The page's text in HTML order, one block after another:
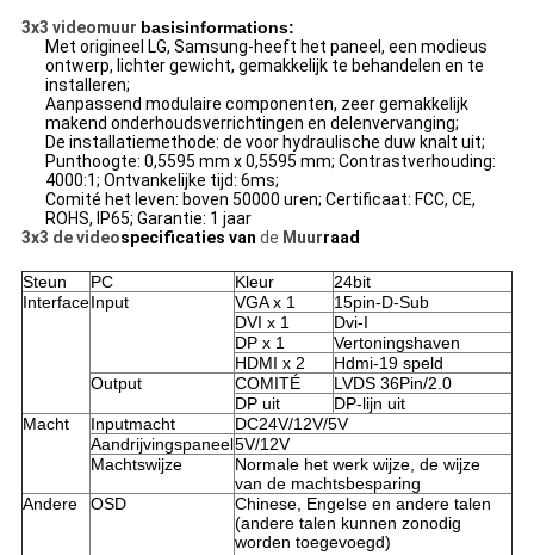
3x3 videomuur basisinformations:
Met origineel LG, Samsung-heeft het paneel, een modieus
ontwerp, lichter gewicht, gemakkelijk te behandelen en te
installeren;
Aanpassend modulaire componenten, zeer gemakkelijk
makend onderhoudsverrichtingen en delenvervanging;
De installatiemethode: de voor hydraulische duw knalt uit;
Punthoogte: 0,5595 mm x 0,5595 mm; Contrastverhouding:
4000:1; Ontvankelijke tijd: 6ms;
Comité het leven: boven 50000 uren; Certificaat: FCC, CE,
ROHS, IP65; Garantie: 1 jaar
3x3 de videospecificaties van de Muurraad
Steun PC Kleur
24bit
InterfaceInput VGA x 1
15pin-D-Sub
DVI x 1
Dvi-I
DP x 1
Vertoningshaven
HDMI x 2
Hdmi-19 speld
Output
COMITÉ
LVDS 36Pin/2.0
DP uit
DP-lijn uit
Macht
Inputmacht
DC24V/12V/5V
Aandrijvingspaneel5V/12V
Machtswijze
Normale het werk wijze, de wijze
van de machtsbesparing
Andere
OSD
Chinese, Engelse en andere talen
(andere talen kunnen zonodig
worden toegevoegd)